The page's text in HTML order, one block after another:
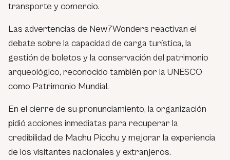
transporte y comercio.
Las advertencias de New7Wonders reactivan el
debate sobre la capacidad de carga turística, la
gestión de boletos y la conservación del patrimonio
arqueológico, reconocido también por la UNESCO
como Patrimonio Mundial.
En el cierre de su pronunciamiento, la organización
pidió acciones inmediatas para recuperar la
credibilidad de Machu Picchu y mejorar la experiencia
de los visitantes nacionales y extranjeros.